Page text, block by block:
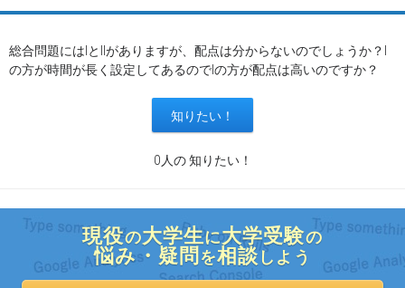
総合問題にはⅠとⅡがありますが、配点は分からないのでしょうか？Ⅰ
の方が時間が長く設定してあるのでⅠの方が配点は高いのですか？
0人の 知りたい！
現役の大学生に大学受験の
悩み・疑問 を相談 しよう